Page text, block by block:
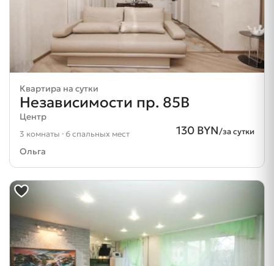
Квартира на сутки
Независимости пр. 85В
Центр
130 BYN/за сутки
3 комнаты · 6 спальных мест
Ольга